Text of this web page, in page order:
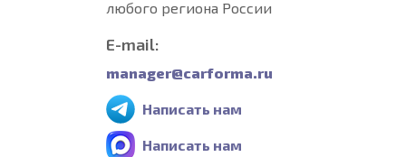
любого региона России
E-mail:
manager@carforma.ru
Написать нам
Написать нам